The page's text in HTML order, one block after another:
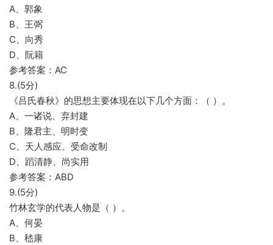
A、郭象
B、王弼
C、向秀
D、阮籍
参考答案：AC
8.(5分)
《吕氏春秋》的思想主要体现在以下几个方面：（ ）。
A、一诸说、弃封建
B、隆君主、明时变
C、天人感应、受命改制
D、蹈清静、尚实用
参考答案：ABD
9.(5分)
竹林玄学的代表人物是（ ）。
A、何晏
B、嵇康